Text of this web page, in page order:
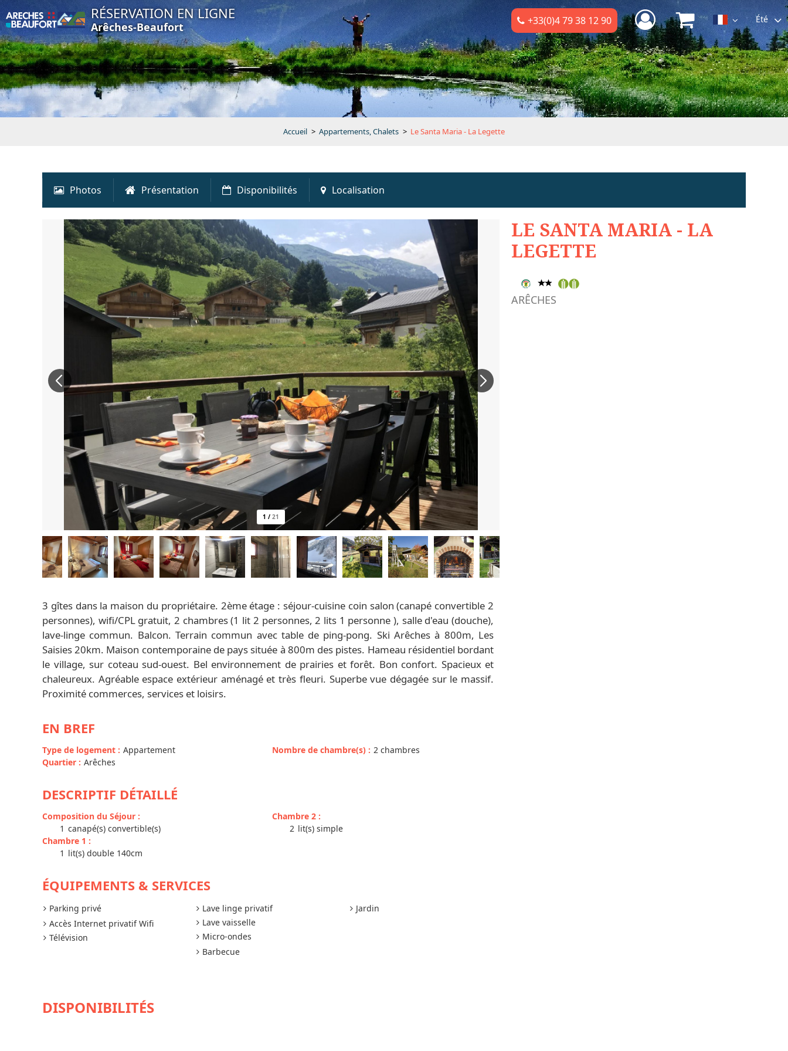
RÉSERVATION EN LIGNE
Arêches-Beaufort +33(0)4 79 38 12 90 Été
Accueil > Appartements, Chalets > Le Santa Maria - La Legette
Photos Présentation Disponibilités Localisation
1 / 21
LE SANTA MARIA - LA
LEGETTE
ARÊCHES
3 gîtes dans la maison du propriétaire. 2ème étage : séjour-cuisine coin salon (canapé convertible 2
personnes), wifi/CPL gratuit, 2 chambres (1 lit 2 personnes, 2 lits 1 personne ), salle d'eau (douche),
lave-linge commun. Balcon. Terrain commun avec table de ping-pong. Ski Arêches à 800m, Les
Saisies 20km. Maison contemporaine de pays située à 800m des pistes. Hameau résidentiel bordant
le village, sur coteau sud-ouest. Bel environnement de prairies et forêt. Bon confort. Spacieux et
chaleureux. Agréable espace extérieur aménagé et très fleuri. Superbe vue dégagée sur le massif.
Proximité commerces, services et loisirs.
EN BREF
Type de logement : Appartement
Quartier : Arêches
Nombre de chambre(s) : 2 chambres
DESCRIPTIF DÉTAILLÉ
Composition du Séjour :
1 canapé(s) convertible(s)
Chambre 1 :
1 lit(s) double 140cm
Chambre 2 :
2 lit(s) simple
ÉQUIPEMENTS & SERVICES
Parking privé
Accès Internet privatif Wifi
Télévision
Lave linge privatif
Lave vaisselle
Micro-ondes
Barbecue
Jardin
DISPONIBILITÉS